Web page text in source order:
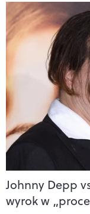
Johnny Depp
wyrok w